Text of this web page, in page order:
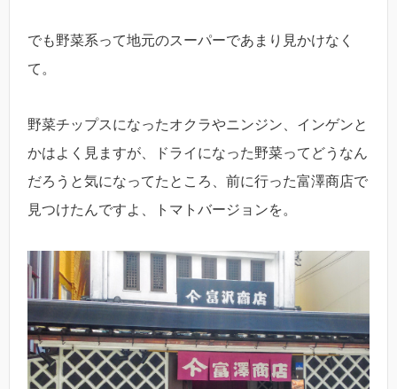
でも野菜系って地元のスーパーであまり見かけなく
て。
野菜チップスになったオクラやニンジン、インゲンと
かはよく見ますが、ドライになった野菜ってどうなん
だろうと気になってたところ、前に行った富澤商店で
見つけたんですよ、トマトバージョンを。